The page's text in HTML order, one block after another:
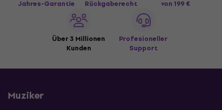
Jahres-Garantie
Rückgaberecht
von 199 €
Über 3 Millionen
Kunden
Profesioneller
Support
Muziker